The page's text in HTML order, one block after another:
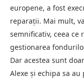
europene, a fost
reparații. Mai mult,
semnificativ, ceea
gestionarea
Dar acestea sunt
Alexe și echipa sa